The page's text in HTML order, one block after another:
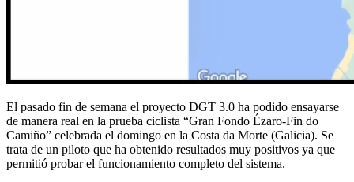
El pasado fin de semana el proyecto DGT 3.0 ha podido ensayarse
de manera real en la prueba ciclista “Gran Fondo Ézaro-Fin do
Camiño” celebrada el domingo en la Costa da Morte (Galicia). Se
trata de un piloto que ha obtenido resultados muy positivos ya que
permitió probar el funcionamiento completo del sistema.